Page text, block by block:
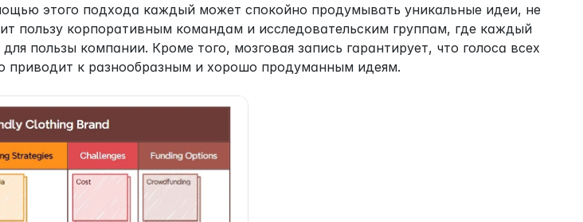
этого подхода каждый может спокойно продумывать уникальные идеи, не
пользу корпоративным командам и исследовательским группам, где каждый
пользы компании. Кроме того, мозговая запись гарантирует, что голоса всех
приводит к разнообразным и хорошо продуманным идеям.